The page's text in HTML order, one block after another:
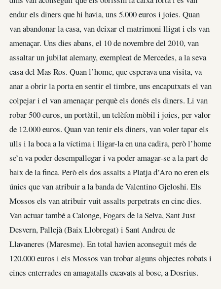
endur els diners que hi havia, uns 5.000 euros i joies. Quan
van abandonar la casa, van deixar el matrimoni lligat i els van
amenaçar. Uns dies abans, el 10 de novembre del 2010, van
assaltar un jubilat alemany, exempleat de Mercedes, a la seva
casa del Mas Ros. Quan l’home, que esperava una visita, va
anar a obrir la porta en sentir el timbre, uns encaputxats el van
colpejar i el van amenaçar perquè els donés els diners. Li van
robar 500 euros, un portàtil, un telèfon mòbil i joies, per valor
de 12.000 euros. Quan van tenir els diners, van voler tapar els
ulls i la boca a la víctima i lligar-la en una cadira, però l’home
se’n va poder desempallegar i va poder amagar-se a la part de
baix de la finca. Però els dos assalts a Platja d’Aro no eren els
únics que van atribuir a la banda de Valentino Gjeloshi. Els
Mossos els van atribuir vuit assalts perpetrats en cinc dies.
Van actuar també a Calonge, Fogars de la Selva, Sant Just
Desvern, Pallejà (Baix Llobregat) i Sant Andreu de
Llavaneres (Maresme). En total havien aconseguit més de
120.000 euros i els Mossos van trobar alguns objectes robats i
eines enterrades en amagatalls excavats al bosc, a Dosrius.